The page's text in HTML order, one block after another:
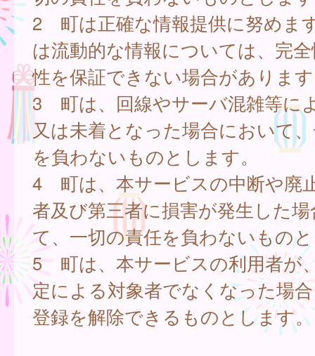
2 町は正確な情報提供に努めま
は流動的な情報については、完
性を保証できない場合がありま
3 町は、回線やサーバ混雑等に
又は未着となった場合において
を負わないものとします。
4 町は、本サービスの中断や廃
者及び第三者に損害が発生した
て、一切の責任を負わないもの
5 町は、本サービスの利用者が
定による対象者でなくなった場
登録を解除できるものとします。